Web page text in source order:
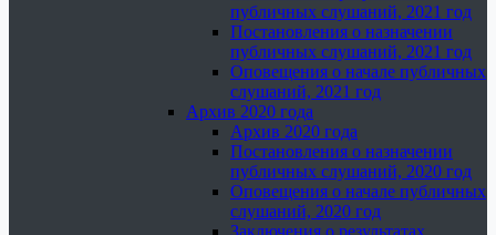
публичных слушаний, 2021 год
Постановления о назначении
публичных слушаний, 2021 год
Оповещения о начале публичных
слушаний, 2021 год
Архив 2020 года
Архив 2020 года
Постановления о назначении
публичных слушаний, 2020 год
Оповещения о начале публичных
слушаний, 2020 год
Заключения о результатах